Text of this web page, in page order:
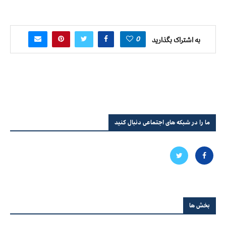
به اشتراک بگذارید 0
ما را در شبکه های اجتماعی دنبال کنید
بخش ها